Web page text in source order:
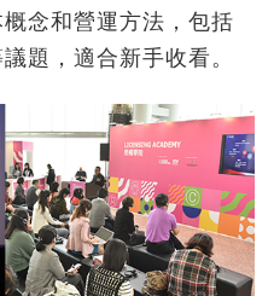
念和營運方法，包括
題，適合新手收看。